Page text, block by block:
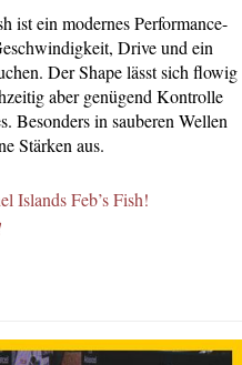
ist ein modernes Performance-
Drive und ein
Der Shape lässt sich flowig
aber genügend Kontrolle
Besonders in sauberen Wellen
Stärken aus.
Islands Feb’s Fish!